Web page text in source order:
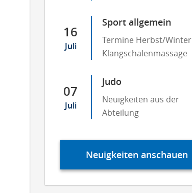
16
Juli
Sport allgemein
Termine Herbst/Winter
Klangschalenmassage
07
Juli
Judo
Neuigkeiten aus der
Abteilung
Neuigkeiten anschauen